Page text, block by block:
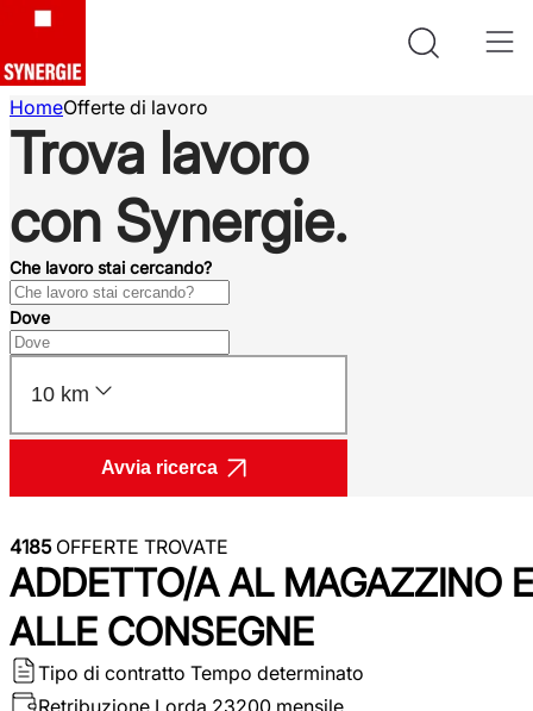
HomeOfferte di lavoro
Trova lavoro
con Synergie.
Che lavoro stai cercando?
Dove
10 km
Avvia ricerca
4185OFFERTE TROVATE
ADDETTO/A AL MAGAZZINO E
ALLE CONSEGNE
Tipo di contratto Tempo determinato
Retribuzione Lorda 23200 mensile